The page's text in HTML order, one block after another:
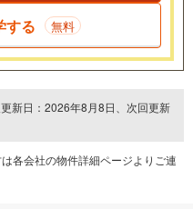
する 無料
新日：2026年8月8日、次回更新
各会社の物件詳細ページよりご連